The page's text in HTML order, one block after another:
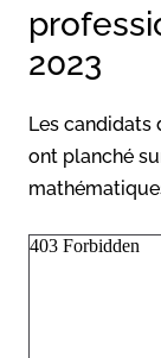
2023
Les candidats
ont planché